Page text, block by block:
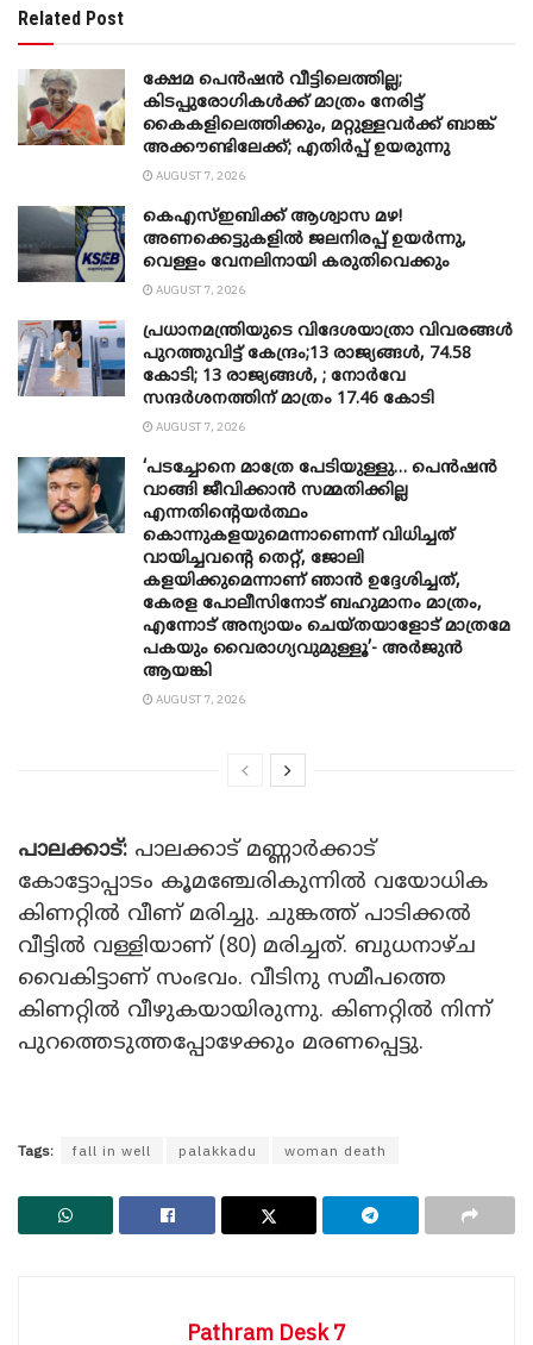
Related Post
ക്ഷേമ പെൻഷൻ വീട്ടിലെത്തില്ല;
കിടപ്പുരോഗികൾക്ക് മാത്രം നേരിട്ട്
കൈകളിലെത്തിക്കും, മറ്റുള്ളവർക്ക് ബാങ്ക്
അക്കൗണ്ടിലേക്ക്; എതിർപ്പ് ഉയരുന്നു
AUGUST 7, 2026
കെഎസ്ഇബിക്ക് ആശ്വാസ മഴ!
അണക്കെട്ടുകളിൽ ജലനിരപ്പ് ഉയർന്നു,
വെള്ളം വേനലിനായി കരുതിവെക്കും
AUGUST 7, 2026
പ്രധാനമന്ത്രിയുടെ വിദേശയാത്രാ വിവരങ്ങൾ
പുറത്തുവിട്ട് കേന്ദ്രം;13 രാജ്യങ്ങൾ, 74.58
കോടി; 13 രാജ്യങ്ങൾ, ; നോർവേ
സന്ദർശനത്തിന് മാത്രം 17.46 കോടി
AUGUST 7, 2026
‘പടച്ചോനെ മാത്രേ പേടിയുള്ളു… പെൻഷൻ
വാങ്ങി ജീവിക്കാൻ സമ്മതിക്കില്ല
എന്നതിന്റെയർത്ഥം
കൊന്നുകളയുമെന്നാണെന്ന് വിധിച്ചത്
വായിച്ചവന്റെ തെറ്റ്, ജോലി
കളയിക്കുമെന്നാണ് ഞാൻ ഉദ്ദേശിച്ചത്,
കേരള പോലീസിനോട് ബഹുമാനം മാത്രം,
എന്നോട് അന്യായം ചെയ്തയാളോട് മാത്രമേ
പകയും വൈരാഗ്യവുമുള്ളൂ’- അർജുൻ
ആയങ്കി
AUGUST 7, 2026
പാലക്കാട്: പാലക്കാട് മണ്ണാർക്കാട്
കോട്ടോപ്പാടം കൂമഞ്ചേരികുന്നിൽ വയോധിക
കിണറ്റിൽ വീണ് മരിച്ചു. ചുങ്കത്ത് പാടിക്കൽ
വീട്ടിൽ വള്ളിയാണ് (80) മരിച്ചത്. ബുധനാഴ്ച
വൈകിട്ടാണ് സംഭവം. വീടിനു സമീപത്തെ
കിണറ്റിൽ വീഴുകയായിരുന്നു. കിണറ്റിൽ നിന്ന്
പുറത്തെടുത്തപ്പോഴേക്കും മരണപ്പെട്ടു.
Tags: fall in well palakkadu woman death
Pathram Desk 7